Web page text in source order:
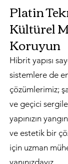
Platin
Kültürel
Koruyun
Hibrit yapısı
sistemlere de
çözümlerimiz;
ve geçici
yapınızın
ve estetik bir
için uzman
yanınızdayız.